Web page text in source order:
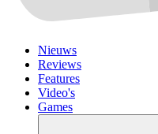
Nieuws
Reviews
Features
Video's
Games